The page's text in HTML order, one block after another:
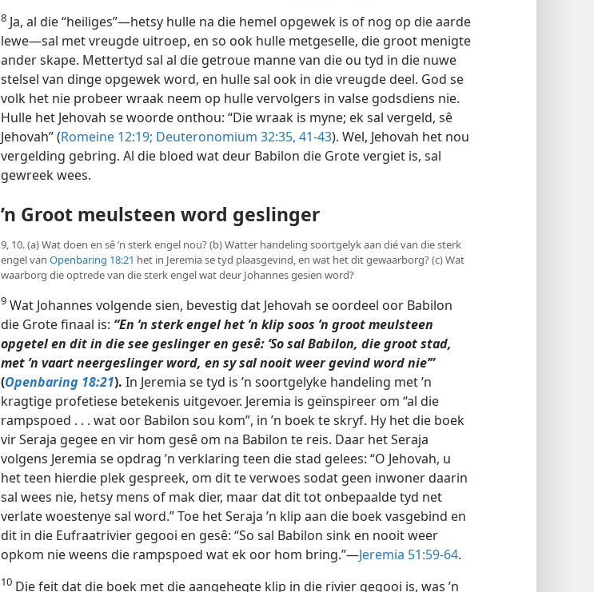
8 Ja, al die “heiliges”—hetsy hulle na die hemel opgewek is of nog op die aarde
lewe—sal met vreugde uitroep, en so ook hulle metgeselle, die groot menigte
ander skape. Mettertyd sal al die getroue manne van die ou tyd in die nuwe
stelsel van dinge opgewek word, en hulle sal ook in die vreugde deel. God se
volk het nie probeer wraak neem op hulle vervolgers in valse godsdiens nie.
Hulle het Jehovah se woorde onthou: “Die wraak is myne; ek sal vergeld, sê
Jehovah” (Romeine 12:19; Deuteronomium 32:35, 41-43). Wel, Jehovah het nou
vergelding gebring. Al die bloed wat deur Babilon die Grote vergiet is, sal
gewreek wees.
’n Groot meulsteen word geslinger
9, 10. (a) Wat doen en sê ’n sterk engel nou? (b) Watter handeling soortgelyk aan dié van die sterk
engel van Openbaring 18:21 het in Jeremia se tyd plaasgevind, en wat het dit gewaarborg? (c) Wat
waarborg die optrede van die sterk engel wat deur Johannes gesien word?
9 Wat Johannes volgende sien, bevestig dat Jehovah se oordeel oor Babilon
die Grote finaal is: “En ’n sterk engel het ’n klip soos ’n groot meulsteen
opgetel en dit in die see geslinger en gesê: ‘So sal Babilon, die groot stad,
met ’n vaart neergeslinger word, en sy sal nooit weer gevind word nie’”
(Openbaring 18:21). In Jeremia se tyd is ’n soortgelyke handeling met ’n
kragtige profetiese betekenis uitgevoer. Jeremia is geïnspireer om “al die
rampspoed . . . wat oor Babilon sou kom”, in ’n boek te skryf. Hy het die boek
vir Seraja gegee en vir hom gesê om na Babilon te reis. Daar het Seraja
volgens Jeremia se opdrag ’n verklaring teen die stad gelees: “O Jehovah, u
het teen hierdie plek gespreek, om dit te verwoes sodat geen inwoner daarin
sal wees nie, hetsy mens of mak dier, maar dat dit tot onbepaalde tyd net
verlate woestenye sal word.” Toe het Seraja ’n klip aan die boek vasgebind en
dit in die Eufraatrivier gegooi en gesê: “So sal Babilon sink en nooit weer
opkom nie weens die rampspoed wat ek oor hom bring.”—Jeremia 51:59-64.
10 Die feit dat die boek met die aangehegte klip in die rivier gegooi is, was ’n